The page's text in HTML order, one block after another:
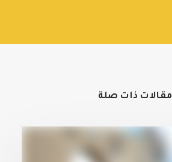
مقالات ذات صلة